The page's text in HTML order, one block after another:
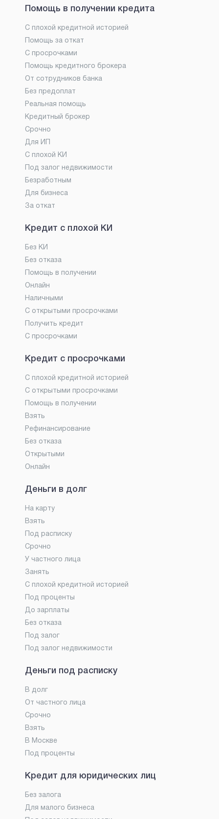
Помощь в получении кредита
С плохой кредитной историей
Помощь за откат
С просрочками
Помощь кредитного брокера
От сотрудников банка
Без предоплат
Реальная помощь
Кредитный брокер
Срочно
Для ИП
С плохой КИ
Под залог недвижимости
Безработным
Для бизнеса
За откат
Кредит с плохой КИ
Без КИ
Без отказа
Помощь в получении
Онлайн
Наличными
С открытыми просрочками
Получить кредит
С просрочками
Кредит с просрочками
С плохой кредитной историей
С открытыми просрочками
Помощь в получении
Взять
Рефинансирование
Без отказа
Открытыми
Онлайн
Деньги в долг
На карту
Взять
Под расписку
Срочно
У частного лица
Занять
С плохой кредитной историей
Под проценты
До зарплаты
Без отказа
Под залог
Под залог недвижимости
Деньги под расписку
В долг
От частного лица
Срочно
Взять
В Москве
Под проценты
Кредит для юридических лиц
Без залога
Для малого бизнеса